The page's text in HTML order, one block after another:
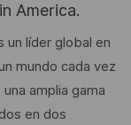
America.
un líder global en
mundo cada vez
amplia gama
en dos